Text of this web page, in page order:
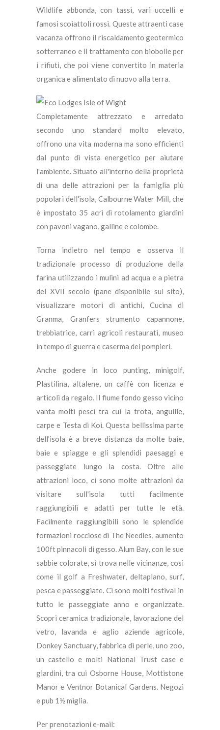
Wildlife abbonda, con tassi, vari uccelli e
famosi scoiattoli rossi. Queste attraenti case
vacanza offrono il riscaldamento geotermico
sotterraneo e il trattamento con biobolle per
i rifiuti, che poi viene convertito in materia
organica e alimentato di nuovo alla terra.
Completamente attrezzato e arredato
secondo uno standard molto elevato,
offrono una vita moderna ma sono efficienti
dal punto di vista energetico per aiutare
l'ambiente. Situato all'interno della proprietà
di una delle attrazioni per la famiglia più
popolari dell'isola, Calbourne Water Mill, che
è impostato 35 acri di rotolamento giardini
con pavoni vagano, galline e colombe.
Torna indietro nel tempo e osserva il
tradizionale processo di produzione della
farina utilizzando i mulini ad acqua e a pietra
del XVII secolo (pane disponibile sul sito),
visualizzare motori di antichi, Cucina di
Granma, Granfers strumento capannone,
trebbiatrice, carri agricoli restaurati, museo
in tempo di guerra e caserma dei pompieri.
Anche godere in loco punting, minigolf,
Plastilina, altalene, un caffè con licenza e
articoli da regalo. Il fiume fondo gesso vicino
vanta molti pesci tra cui la trota, anguille,
carpe e Testa di Koi. Questa bellissima parte
dell'isola è a breve distanza da molte baie,
baie e spiagge e gli splendidi paesaggi e
passeggiate lungo la costa. Oltre alle
attrazioni loco, ci sono molte attrazioni da
visitare sull'isola tutti facilmente
raggiungibili e adatti per tutte le età.
Facilmente raggiungibili sono le splendide
formazioni rocciose di The Needles, aumento
100ft pinnacoli di gesso. Alum Bay, con le sue
sabbie colorate, si trova nelle vicinanze, così
come il golf a Freshwater, deltaplano, surf,
pesca e passeggiate. Ci sono molti festival in
tutto le passeggiate anno e organizzate.
Scopri ceramica tradizionale, lavorazione del
vetro, lavanda e aglio aziende agricole,
Donkey Sanctuary, fabbrica di perle, uno zoo,
un castello e molti National Trust case e
giardini, tra cui Osborne House, Mottistone
Manor e Ventnor Botanical Gardens. Negozi
e pub 1½ miglia.
Per prenotazioni e-mail: